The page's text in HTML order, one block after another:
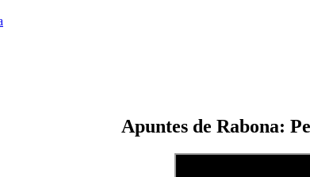
Apuntes de Rabona: